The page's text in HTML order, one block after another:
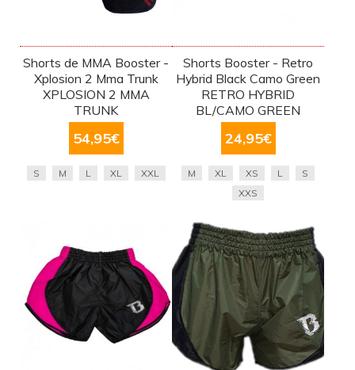
Shorts de MMA Booster -
Xplosion 2 Mma Trunk
XPLOSION 2 MMA
TRUNK
54,95€
S M L XL XXL
Shorts Booster - Retro
Hybrid Black Camo Green
RETRO HYBRID
BL/CAMO GREEN
24,95€
M XL XS L
S
XXS